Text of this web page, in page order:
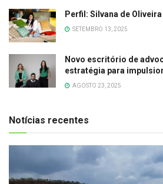
Perfil: Silvana de Oliveira
SETEMBRO 13, 2025
Novo escritório de
estratégia para
AGOSTO 23, 2025
Notícias recentes